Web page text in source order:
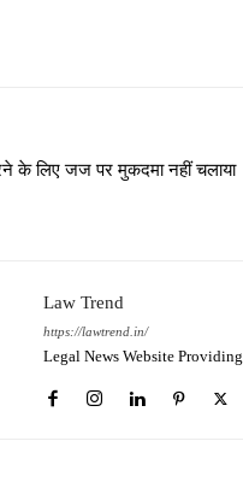
के लिए जज पर मुकदमा नहीं चलाया
Law Trend
https://lawtrend.in/
Legal News Website